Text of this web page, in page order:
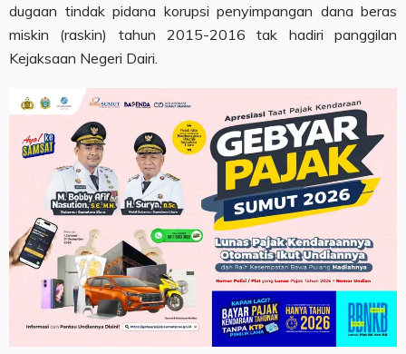
dugaan tindak pidana korupsi penyimpangan dana beras
miskin (raskin) tahun 2015-2016 tak hadiri panggilan
Kejaksaan Negeri Dairi.